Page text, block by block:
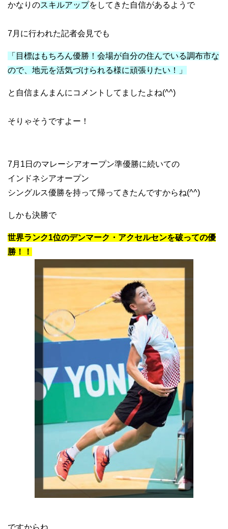
かなりのスキルアップをしてきた自信があるようで
7月に行われた記者会見でも
「目標はもちろん優勝！会場が自分の住んでいる調布市な
ので、地元を活気づけられる様に頑張りたい！」
と自信まんまんにコメントしてましたよね(^^)
そりゃそうですよー！
7月1日のマレーシアオープン準優勝に続いての
インドネシアオープン
シングルス優勝を持って帰ってきたんですからね(^^)
しかも決勝で
世界ランク1位のデンマーク・アクセルセンを破っての優
勝！！